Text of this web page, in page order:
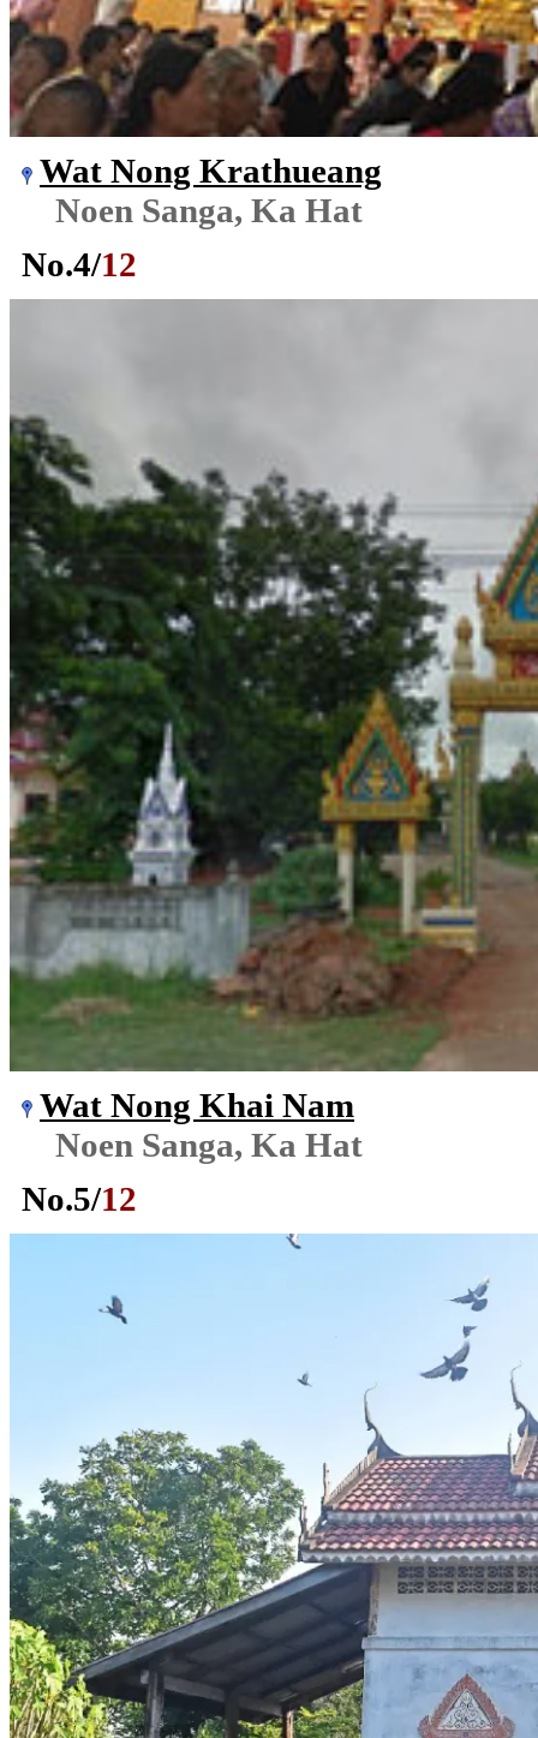
Wat Nong Krathueang
Noen Sanga, Ka Hat
No.4/12
Wat Nong Khai Nam
Noen Sanga, Ka Hat
No.5/12